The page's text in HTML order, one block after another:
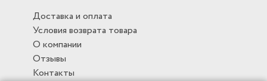
Доставка и оплата
Условия возврата товара
О компании
Отзывы
Контакты